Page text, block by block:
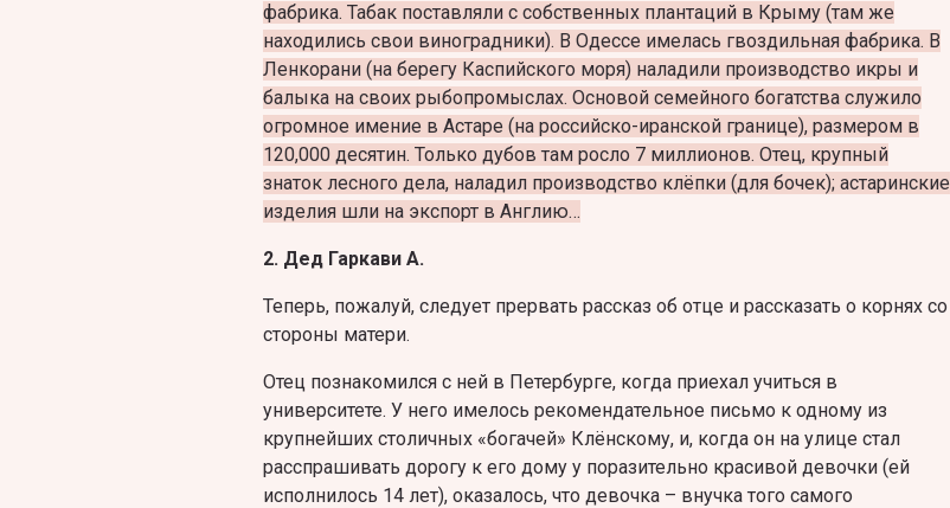
фабрика. Табак поставляли с собственных плантаций в Крыму (там же
находились свои виноградники). В Одессе имелась гвоздильная фабрика. В
Ленкорани (на берегу Каспийского моря) наладили производство икры и
балыка на своих рыбопромыслах. Основой семейного богатства служило
огромное имение в Астаре (на российско-иранской границе), размером в
120,000 десятин. Только дубов там росло 7 миллионов. Отец, крупный
знаток лесного дела, наладил производство клёпки (для бочек); астаринские
изделия шли на экспорт в Англию…
2. Дед Гаркави А.
Теперь, пожалуй, следует прервать рассказ об отце и рассказать о корнях со
стороны матери.
Отец познакомился с ней в Петербурге, когда приехал учиться в
университете. У него имелось рекомендательное письмо к одному из
крупнейших столичных «богачей» Клёнскому, и, когда он на улице стал
расспрашивать дорогу к его дому у поразительно красивой девочки (ей
исполнилось 14 лет), оказалось, что девочка – внучка того самого